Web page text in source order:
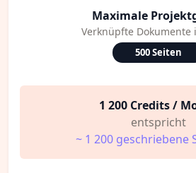
Maximale
Verknüpfte Dokumente
500 Seiten
1 200 Credits /
entspricht
~ 1 200 geschriebene